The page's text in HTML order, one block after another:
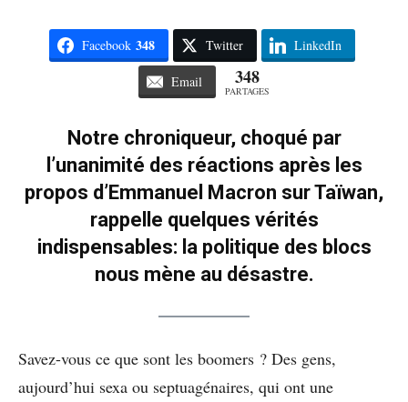
Facebook 348 Twitter LinkedIn
Email 348
PARTAGES
Notre chroniqueur, choqué par
l’unanimité des réactions après les
propos d’Emmanuel Macron sur Taïwan,
rappelle quelques vérités
indispensables: la politique des blocs
nous mène au désastre.
Savez-vous ce que sont les boomers ? Des gens,
aujourd’hui sexa ou septuagénaires, qui ont une